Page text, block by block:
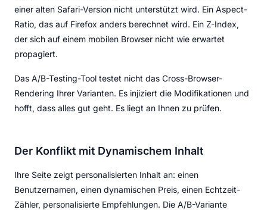
einer alten Safari-Version nicht unterstützt wird. Ein Aspect-
Ratio, das auf Firefox anders berechnet wird. Ein Z-Index,
der sich auf einem mobilen Browser nicht wie erwartet
propagiert.
Das A/B-Testing-Tool testet nicht das Cross-Browser-
Rendering Ihrer Varianten. Es injiziert die Modifikationen und
hofft, dass alles gut geht. Es liegt an Ihnen zu prüfen.
Der Konflikt mit Dynamischem Inhalt
Ihre Seite zeigt personalisierten Inhalt an: einen
Benutzernamen, einen dynamischen Preis, einen Echtzeit-
Zähler, personalisierte Empfehlungen. Die A/B-Variante